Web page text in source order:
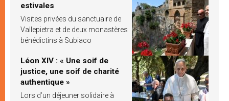
estivales
Visites privées du sanctuaire de
Vallepietra et de deux monastères
bénédictins à Subiaco
Léon XIV : « Une soif de
justice, une soif de charité
authentique »
Lors d’un déjeuner solidaire à